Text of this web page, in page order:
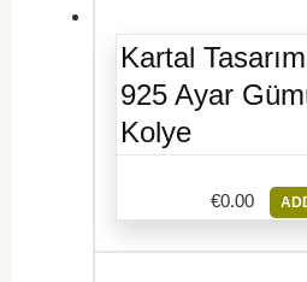
Kartal
925 Ayar
Kolye
€0.00